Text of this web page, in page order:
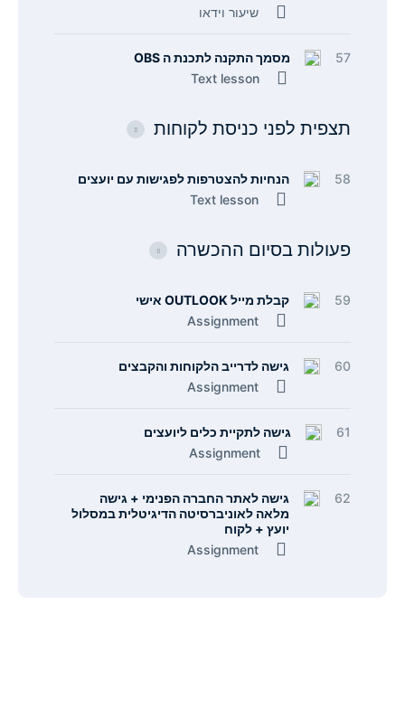
שיעור וידאו
57
מסמך התקנה לתכנת ה OBS
Text lesson
תצפית לפני כניסת לקוחות
58
הנחיות להצטרפות לפגישות עם יועצים
Text lesson
פעולות בסיום ההכשרה
59
קבלת מייל OUTLOOK אישי
Assignment
60
גישה לדרייב הלקוחות והקבצים
Assignment
61
גישה לתקיית כלים ליועצים
Assignment
62
גישה לאתר החברה הפנימי + גישה
מלאה לאוניברסיטה הדיגיטלית במסלול
יועץ + לקוח
Assignment